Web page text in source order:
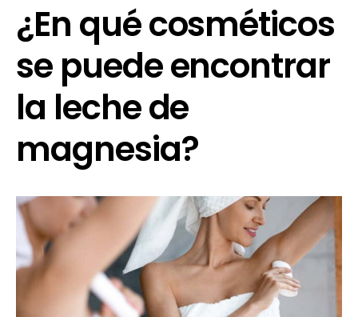
¿En qué cosméticos
se puede encontrar
la leche de
magnesia?